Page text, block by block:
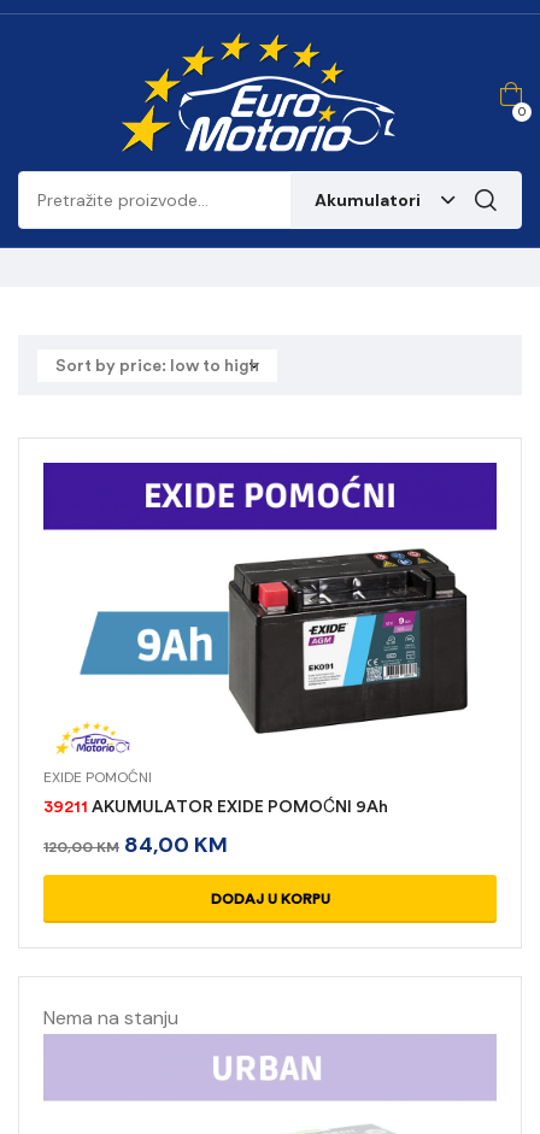
0
Akumulatori
EXIDE POMOĆNI
39211 AKUMULATOR EXIDE POMOĆNI 9Ah
120,00KM 84,00 KM
DODAJ U KORPU
Nema na stanju